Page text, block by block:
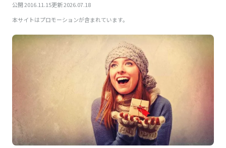
公開 2016.11.15更新 2026.07.18
本サイトはプロモーションが含まれています。